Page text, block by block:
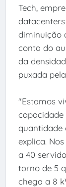
Tech,
diminuição
conta do
da
puxada
"Estamos
capacidade
quantidade
explica.
a 40
torno de 5
chega a 8